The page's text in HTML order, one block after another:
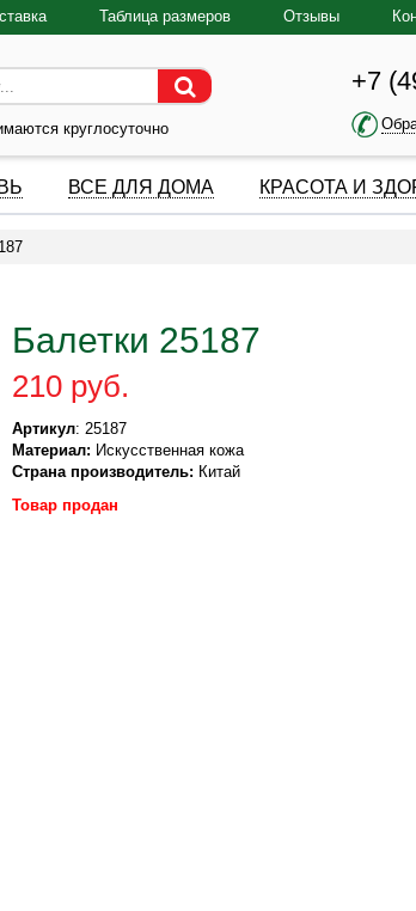
Таблица размеров Отзывы
круглосуточно
+7
ВСЕ ДЛЯ ДОМА КРАСОТА И
Балетки 25187
210 руб.
Артикул: 25187
Материал: Искусственная кожа
Страна производитель: Китай
Товар продан